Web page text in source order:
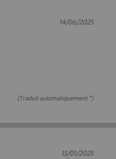
(Traduit automatiquement *)
14/06/2025
15/01/2025